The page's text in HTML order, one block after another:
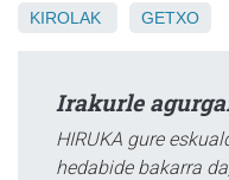
KIROLAK GETXO
Irakurle
HIRUKA gure
hedabide bakarra